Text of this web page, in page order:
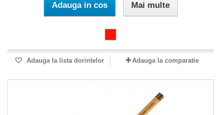
Adauga in cos Mai multe
Adauga la lista dorintelor Adauga la comparatie